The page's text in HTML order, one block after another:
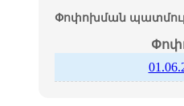
Փոփոխման